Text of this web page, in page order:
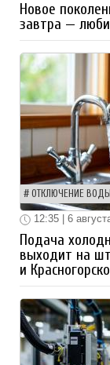
Новое
завтра —
ОТКЛЮЧЕНИЕ ВОДЫ
12:35 | 6
Подача
выходит на
и